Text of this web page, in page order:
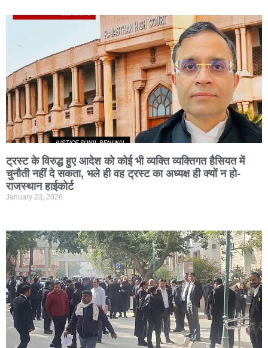
ट्रस्ट के विरुद्ध हुए आदेश को कोई भी व्यक्ति व्यक्तिगत हैसियत में
चुनौती नहीं दे सकता, भले ही वह ट्रस्ट का अध्यक्ष ही क्यों न हो-
राजस्थान हाईकोर्ट
January 23, 2026